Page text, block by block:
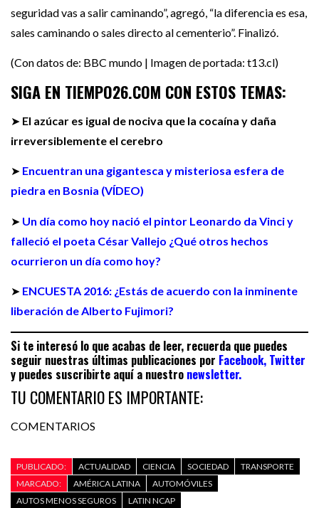
seguridad vas a salir caminando”, agregó, “la diferencia es esa,
sales caminando o sales directo al cementerio”. Finalizó.
(Con datos de: BBC mundo | Imagen de portada: t13.cl)
SIGA EN TIEMPO26.COM CON ESTOS TEMAS:
➤ El azúcar es igual de nociva que la cocaína y daña
irreversiblemente el cerebro
➤ Encuentran una gigantesca y misteriosa esfera de
piedra en Bosnia (VÍDEO)
➤ Un día como hoy nació el pintor Leonardo da Vinci y
falleció el poeta César Vallejo ¿Qué otros hechos
ocurrieron un día como hoy?
➤ ENCUESTA 2016: ¿Estás de acuerdo con la inminente
liberación de Alberto Fujimori?
Si te interesó lo que acabas de leer, recuerda que puedes
seguir nuestras últimas publicaciones por Facebook, Twitter
y puedes suscribirte aquí a nuestro newsletter.
TU COMENTARIO ES IMPORTANTE:
COMENTARIOS
PUBLICADO: ACTUALIDAD CIENCIA SOCIEDAD
TRANSPORTE
MARCADO:
AMÉRICA LATINA
AUTOMÓVILES
AUTOS MENOS SEGUROS
LATIN NCAP